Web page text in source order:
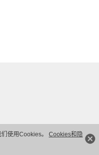
使用Cookies。 Cookies和隐